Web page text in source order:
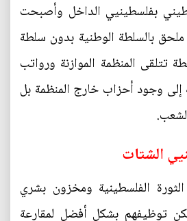
بفلسطينيي الداخل وأصبحت
بالسلطة الوطنية بدون سلطة
تتلقى المنظمة الموازنة ورواتب
إلى وجود أحزاب خارج المنظمة بل
الفلسطينية ومخزون بشري
توظيفهم بشكل أفضل لمقارعة